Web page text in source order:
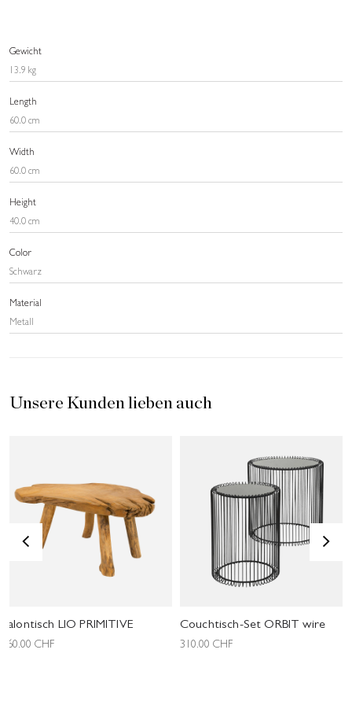
Gewicht
13.9 kg
Length
60.0 cm
Width
60.0 cm
Height
40.0 cm
Color
Schwarz
Material
Metall
Unsere Kunden lieben auch
Salontisch LIO PRIMITIVE
260.00 CHF
Couchtisch-Set ORBIT wire
310.00 CHF
< >